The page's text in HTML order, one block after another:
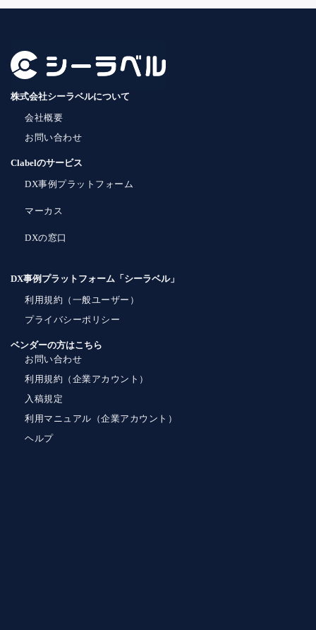
株式会社シーラベルについて
会社概要
お問い合わせ
Clabelのサービス
DX事例プラットフォーム
マーカス
DXの窓口
DX事例プラットフォーム「シーラベル」
利用規約（一般ユーザー）
プライバシーポリシー
ベンダーの方はこちら
お問い合わせ
利用規約（企業アカウント）
入稿規定
利用マニュアル（企業アカウント）
ヘルプ